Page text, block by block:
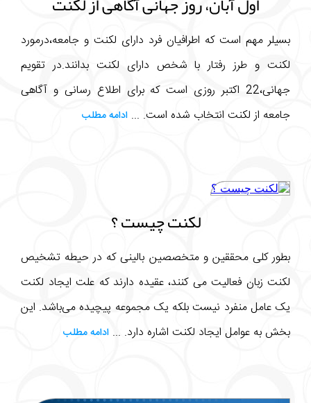
بسیلر مهم است که اطرافیان فرد دارای لکنت و جامعه،درمورد
لکنت و طرز رفتار با شخص دارای لکنت بدانند.در تقویم
جهانی،22 اکتبر روزی است که برای اطلاع رسانی و آگاهی
جامعه از لکنت انتخاب شده است. ... ادامه مطلب
لکنت چیست ؟
بطور کلی محققین و متخصصین بالینی که در حیطه تشخیص
لکنت زبان فعالیت می کنند، عقیده دارند که علت ایجاد لکنت
یک عامل منفرد نیست بلکه یک مجموعه پیچیده می‌باشد. این
بخش به عوامل ایجاد لکنت اشاره دارد. ... ادامه مطلب